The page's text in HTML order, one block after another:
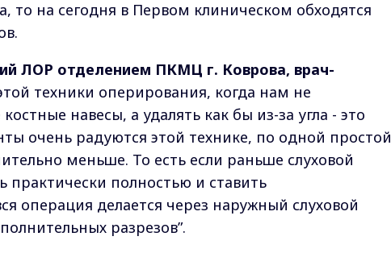
то на сегодня в Первом клиническом обходятся
ЛОР отделением ПКМЦ г. Коврова, врач-
техники оперирования, когда нам не
навесы, а удалять как бы из-за угла - это
очень радуются этой технике, по одной простой
меньше. То есть если раньше слуховой
практически полностью и ставить
операция делается через наружный слуховой
разрезов”.